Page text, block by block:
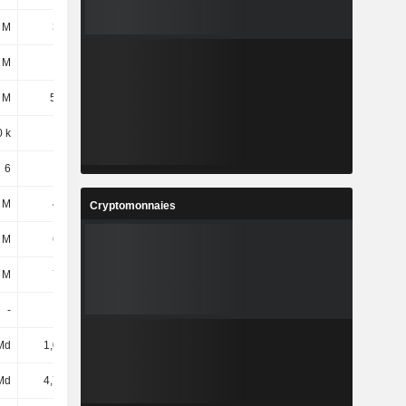
332 M
54,7 M
k
6
439 M 471 M
674 M
748 M
-
1,01 Md
4,71 Md
Cryptomonnaies